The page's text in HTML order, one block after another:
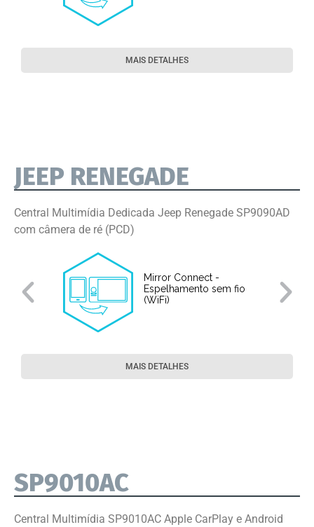
MAIS DETALHES
JEEP RENEGADE
Central Multimídia Dedicada Jeep Renegade SP9090AD
com câmera de ré (PCD)
Mirror Connect -
Espelhamento sem fio
(WiFi)
MAIS DETALHES
SP9010AC
Central Multimídia SP9010AC Apple CarPlay e Android